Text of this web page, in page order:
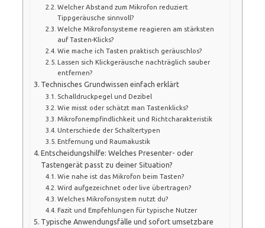
Welcher Abstand zum Mikrofon reduziert
Tippgeräusche sinnvoll?
Welche Mikrofonsysteme reagieren am stärksten
auf Tasten-Klicks?
Wie mache ich Tasten praktisch geräuschlos?
Lassen sich Klickgeräusche nachträglich sauber
entfernen?
Technisches Grundwissen einfach erklärt
Schalldruckpegel und Dezibel
Wie misst oder schätzt man Tastenklicks?
Mikrofonempfindlichkeit und Richtcharakteristik
Unterschiede der Schaltertypen
Entfernung und Raumakustik
Entscheidungshilfe: Welches Presenter- oder
Tastengerät passt zu deiner Situation?
Wie nahe ist das Mikrofon beim Tasten?
Wird aufgezeichnet oder live übertragen?
Welches Mikrofonsystem nutzt du?
Fazit und Empfehlungen für typische Nutzer
Typische Anwendungsfälle und sofort umsetzbare